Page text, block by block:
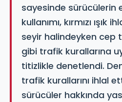
sayesinde sürücülerin
kullanımı, kırmızı ışık
seyir halindeyken cep
gibi trafik kurallarına
titizlikle denetlendi.
trafik kurallarını ihlal
sürücüler hakkında